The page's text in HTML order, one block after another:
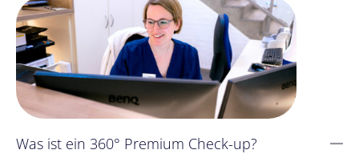
Was ist ein 360° Premium Check-up?